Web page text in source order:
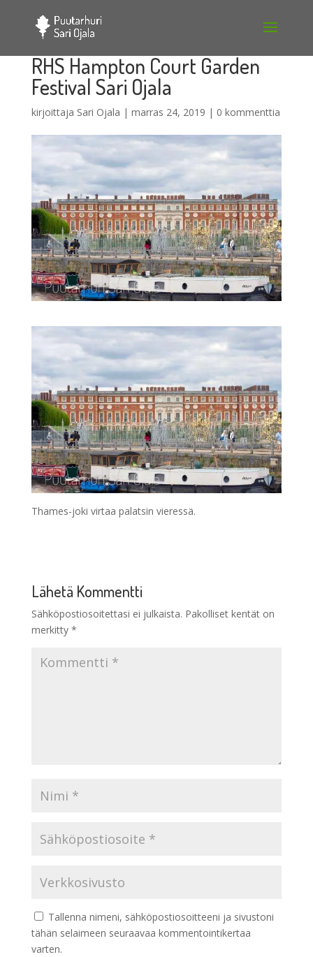
RHS Hampton Court Garden
Festival Sari Ojala
kirjoittaja Sari Ojala | marras 24, 2019 | 0 kommenttia
Thames-joki virtaa palatsin vieressä.
Lähetä Kommentti
Sähköpostiosoitettasi ei julkaista. Pakolliset kentät on
merkitty *
Tallenna nimeni, sähköpostiosoitteeni ja sivustoni
tähän selaimeen seuraavaa kommentointikertaa
varten.